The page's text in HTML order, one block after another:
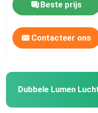
De Monitor van de
De Manometer van
Bronchiale Blocker
Zuig katheter
Beste prijs
Contacteer ons
Dubbele Lumen